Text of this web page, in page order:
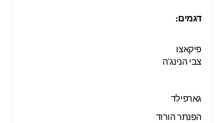
דגמים:
פיקאצו
צבי הנינג'ה
גארפילד
הפנתר הורוד